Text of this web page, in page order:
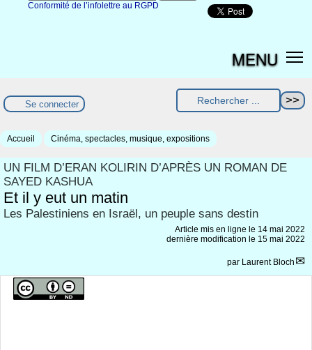
Conformité de l’infolettre au RGPD
MENU
Se connecter
Accueil Cinéma, spectacles, musique, expositions
UN FILM D’ERAN KOLIRIN D’APRÈS UN ROMAN DE
SAYED KASHUA
Et il y eut un matin
Les Palestiniens en Israël, un peuple sans destin
Article mis en ligne le 14 mai 2022
dernière modification le 15 mai 2022
par Laurent Bloch